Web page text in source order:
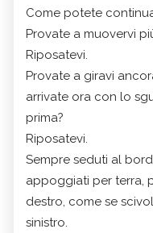
Come potete
Provate a muovervi
Riposatevi.
Provate a giravi
arrivate ora con lo
prima?
Riposatevi.
Sempre seduti al
appoggiati per terra,
destro, come se
sinistro.